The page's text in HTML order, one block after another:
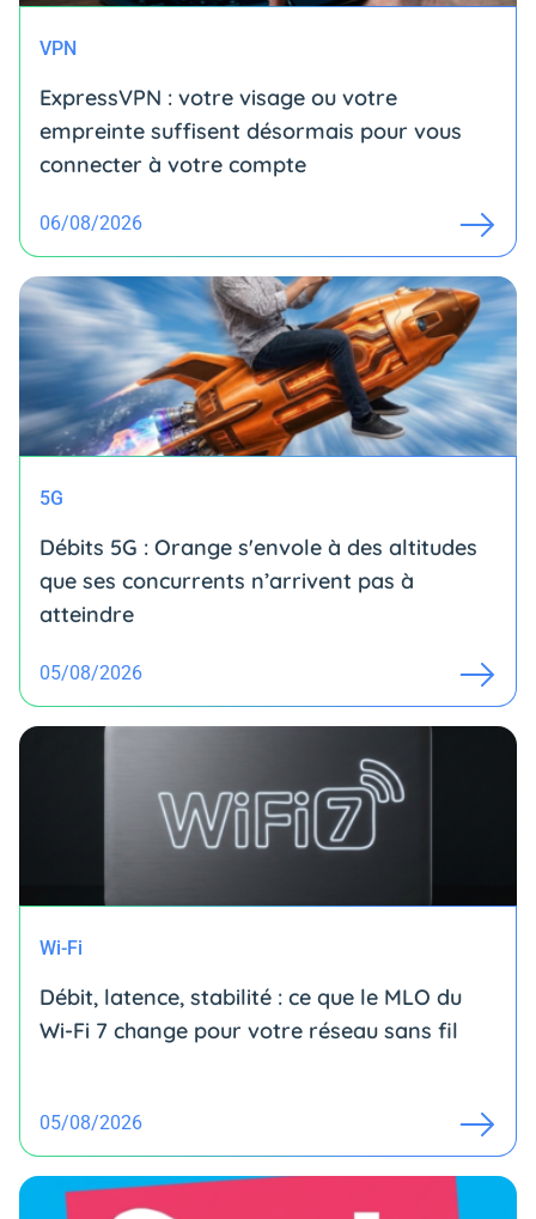
VPN
ExpressVPN : votre visage ou votre
empreinte suffisent désormais pour vous
connecter à votre compte
06/08/2026
5G
Débits 5G : Orange s'envole à des altitudes
que ses concurrents n’arrivent pas à
atteindre
05/08/2026
Wi-Fi
Débit, latence, stabilité : ce que le MLO du
Wi-Fi 7 change pour votre réseau sans fil
05/08/2026